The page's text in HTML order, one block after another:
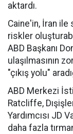
aktardı.
Caine'in, İran ile
riskler
ABD Başkanı
ulaşılmasının
"çıkış yolu"
ABD Merkezi
Ratcliffe,
Yardımcısı JD
daha fazla